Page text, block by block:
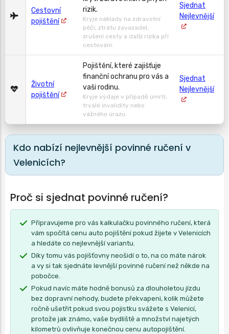
Cestovní
pojištění
rizik.
Kryje náklady na zdravotní
péči, ztrátu zavazadel,
zrušení cesty a další rizika při
cestování.
Sjednat
Nejlevnější
Životní
pojištění
Pojištění, které zajišťuje
finanční ochranu pro vás a
vaši rodinu.
Kryje výdaje v případě úmrtí,
trvalé invalidity nebo
vážného úrazu.
Sjednat
Nejlevnější
Kdo nabízí nejlevnější povinné ručení v
Velenicích?
Proč si sjednat povinné ručení?
Připravujeme pro vás kalkulačku povinného ručení, která
vám spočítá cenu auto pojištění pokud žijete v Velenicích
a hledáte co nejlevnější variantu.
Díky tomu vás pojišťovny neošidí o to, na co máte nárok
a vy si tak sjednáte levnější povinné ručení než někde na
pobočce.
Pokud navíc máte hodně bonusů za dlouholetou jízdu
bez dopravní nehody, budete překvapeni, kolik můžete
ročně ušetřit pokud svou pojistku svážete s Velenicí,
protože jak známo, vaše bydliště a množství najetých
kilometrů ovlivňuje konečnou cenu autopojištění.